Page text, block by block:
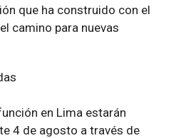
que ha construido con el
camino para nuevas
en Lima estarán
4 de agosto a través de